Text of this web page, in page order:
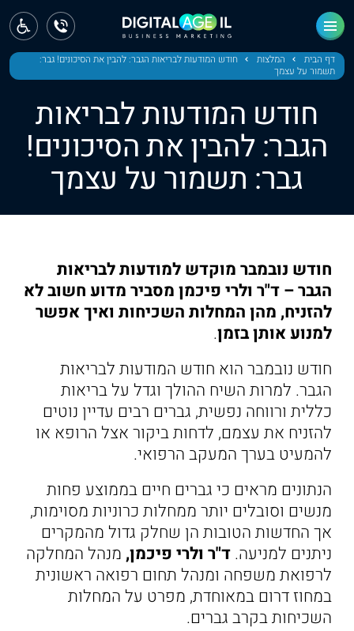
דף הבית המלצות
חודש המודעות לבריאות הגבר: להבין את הסיכונים! גבר:
תשמור על עצמך
חודש המודעות לבריאות
הגבר: להבין את הסיכונים!
גבר: תשמור על עצמך
חודש נובמבר מוקדש למודעות לבריאות
הגבר – ד"ר ולרי פיכמן מסביר מדוע חשוב לא
להזניח, מהן המחלות השכיחות ואיך אפשר
למנוע אותן בזמן.
חודש נובמבר הוא חודש המודעות לבריאות
הגבר. למרות השיח ההולך וגדל על בריאות
כללית ורווחה נפשית, גברים רבים עדיין נוטים
להזניח את עצמם, לדחות ביקור אצל הרופא או
להמעיט בערך המעקב הרפואי.
הנתונים מראים כי גברים חיים בממוצע פחות
מנשים וסובלים יותר ממחלות כרוניות מסוימות,
אך החדשות הטובות הן שחלק גדול מהמקרים
ניתנים למניעה.ד"ר ולרי פיכמן, מנהל המחלקה
לרפואת משפחה ומנהל תחום רפואה ראשונית
במחוז דרום במאוחדת, מפרט על המחלות
השכיחות בקרב גברים.
ראשי
חדשות
מחוז חיפה
מחוז מרכז
תל אביב